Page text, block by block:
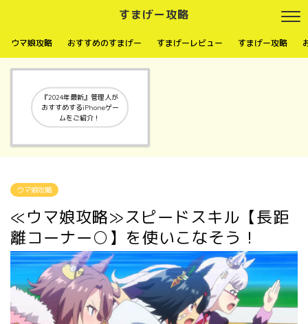
すまげー攻略
ウマ娘攻略 おすすめのすまげー すまげーレビュー すまげー攻略
『2024年最新』管理人が
おすすめするiPhoneゲー
ムをご紹介！
ウマ娘攻略
≪ウマ娘攻略≫スピードスキル【長距
離コーナー○】を使いこなそう！